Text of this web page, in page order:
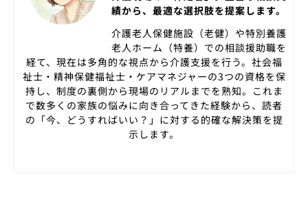
績から、最適な選択肢を提案します。
介護老人保健施設（老健）や特別養護
老人ホーム（特養）での相談援助職を
経て、現在は多角的な視点から介護支援を行う。社会福
祉士・精神保健福祉士・ケアマネジャーの3つの資格を保
持し、制度の裏側から現場のリアルまでを熟知。これま
で数多くの家族の悩みに向き合ってきた経験から、読者
の「今、どうすればいい？」に対する的確な解決策を提
示します。